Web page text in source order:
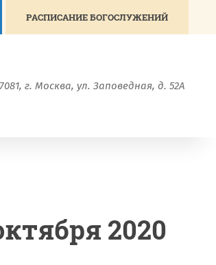
РАСПИСАНИЕ БОГОСЛУЖЕНИЙ
г. Москва, ул. Заповедная, д. 52А
2020